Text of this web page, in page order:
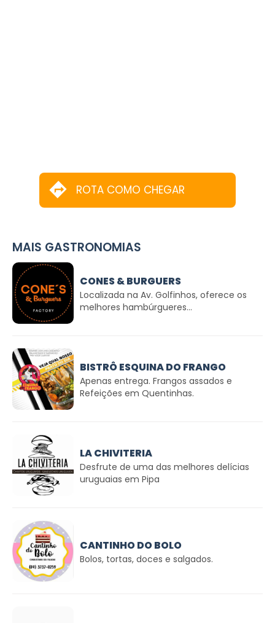
ROTA COMO CHEGAR
MAIS GASTRONOMIAS
CONES & BURGUERS
Localizada na Av. Golfinhos, oferece os
melhores hambúrgueres...
BISTRÔ ESQUINA DO FRANGO
Apenas entrega. Frangos assados e
Refeições em Quentinhas.
LA CHIVITERIA
Desfrute de uma das melhores delícias
uruguaias em Pipa
CANTINHO DO BOLO
Bolos, tortas, doces e salgados.